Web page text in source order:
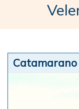
Catamarano